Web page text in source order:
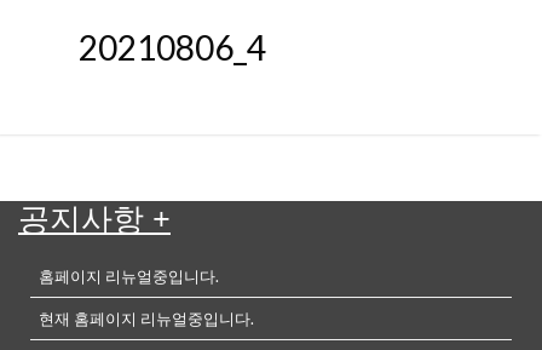
20210806_4
공지사항 +
홈페이지 리뉴얼중입니다.
현재 홈페이지 리뉴얼중입니다.